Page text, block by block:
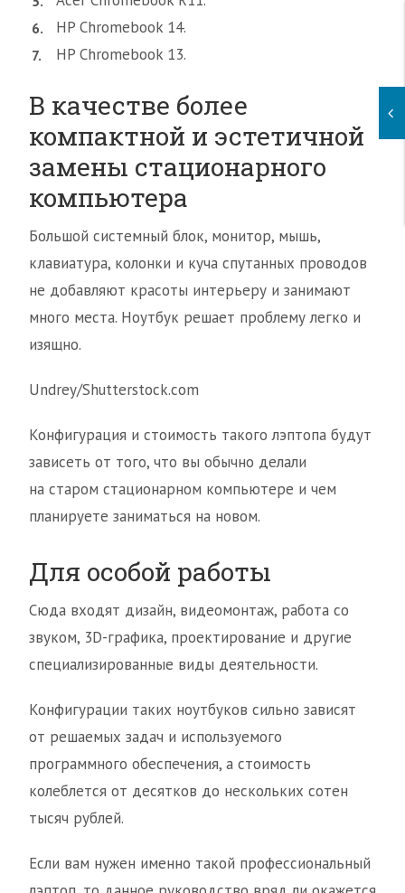
HP Chromebook 14.
HP Chromebook 13.
В качестве более
компактной и эстетичной
замены стационарного
компьютера
Большой системный блок, монитор, мышь,
клавиатура, колонки и куча спутанных проводов
не добавляют красоты интерьеру и занимают
много места. Ноутбук решает проблему легко и
изящно.
Undrey/Shutterstock.com
Конфигурация и стоимость такого лэптопа будут
зависеть от того, что вы обычно делали
на старом стационарном компьютере и чем
планируете заниматься на новом.
Для особой работы
Сюда входят дизайн, видеомонтаж, работа со
звуком, 3D-графика, проектирование и другие
специализированные виды деятельности.
Конфигурации таких ноутбуков сильно зависят
от решаемых задач и используемого
программного обеспечения, а стоимость
колеблется от десятков до нескольких сотен
тысяч рублей.
Если вам нужен именно такой профессиональный